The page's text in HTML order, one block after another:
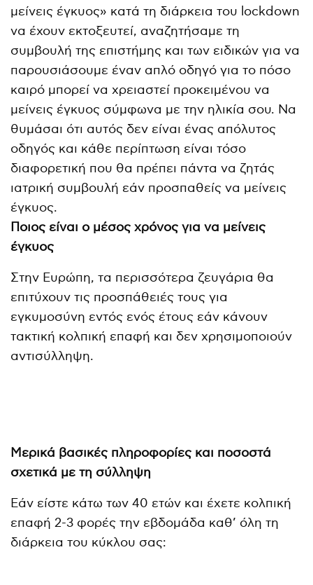
μείνεις έγκυος» κατά τη διάρκεια του lockdown
να έχουν εκτοξευτεί, αναζητήσαμε τη
συμβουλή της επιστήμης και των ειδικών για να
παρουσιάσουμε έναν απλό οδηγό για το πόσο
καιρό μπορεί να χρειαστεί προκειμένου να
μείνεις έγκυος σύμφωνα με την ηλικία σου. Να
θυμάσαι ότι αυτός δεν είναι ένας απόλυτος
οδηγός και κάθε περίπτωση είναι τόσο
διαφορετική που θα πρέπει πάντα να ζητάς
ιατρική συμβουλή εάν προσπαθείς να μείνεις
έγκυος.
Ποιος είναι ο μέσος χρόνος για να μείνεις
έγκυος
Στην Ευρώπη, τα περισσότερα ζευγάρια θα
επιτύχουν τις προσπάθειές τους για
εγκυμοσύνη εντός ενός έτους εάν κάνουν
τακτική κολπική επαφή και δεν χρησιμοποιούν
αντισύλληψη.
Μερικά βασικές πληροφορίες και ποσοστά
σχετικά με τη σύλληψη
Εάν είστε κάτω των 40 ετών και έχετε κολπική
επαφή 2-3 φορές την εβδομάδα καθ’ όλη τη
διάρκεια του κύκλου σας: